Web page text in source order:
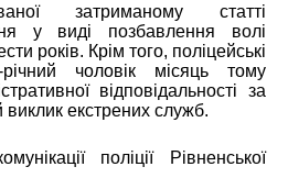
затриманому статті
у виді позбавлення волі
років. Крім того, поліцейські
чоловік місяць тому
відповідальності за
екстрених служб.
поліції Рівненської